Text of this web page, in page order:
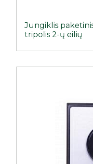
Jungiklis
tripolis 2-ų eilių